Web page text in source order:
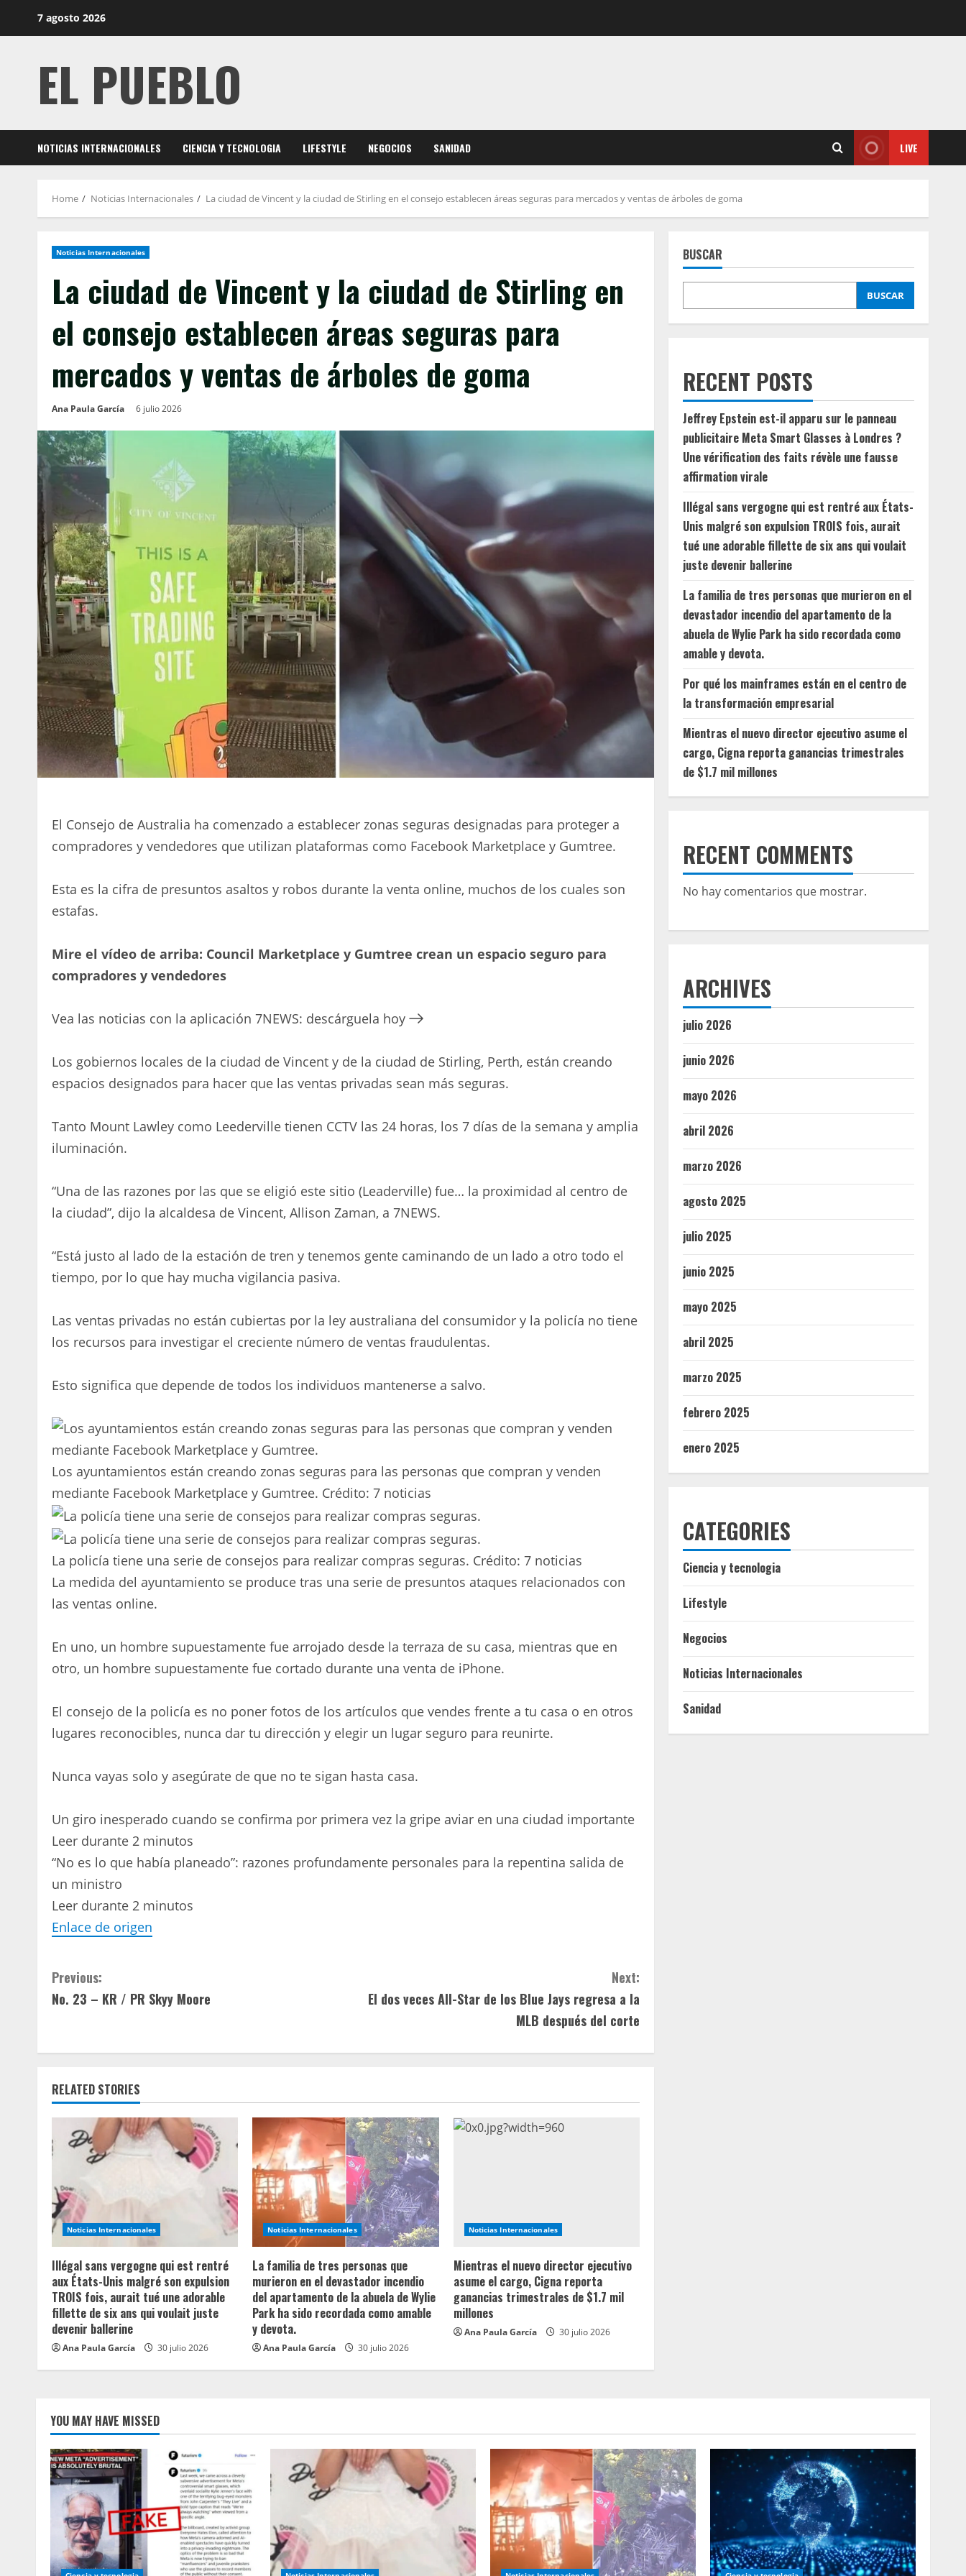
7 agosto 2026
EL PUEBLO
NOTICIAS INTERNACIONALES CIENCIA Y TECNOLOGIA LIFESTYLE NEGOCIOS SANIDAD LIVE
Home Noticias Internacionales La ciudad de Vincent y la ciudad de Stirling en el consejo establecen áreas seguras para mercados y ventas de árboles de goma
Noticias Internacionales
La ciudad de Vincent y la ciudad de Stirling en
el consejo establecen áreas seguras para
mercados y ventas de árboles de goma
Ana Paula García 6 julio 2026
El Consejo de Australia ha comenzado a establecer zonas seguras designadas para proteger a
compradores y vendedores que utilizan plataformas como Facebook Marketplace y Gumtree.
Esta es la cifra de presuntos asaltos y robos durante la venta online, muchos de los cuales son
estafas.
Mire el vídeo de arriba: Council Marketplace y Gumtree crean un espacio seguro para
compradores y vendedores
Vea las noticias con la aplicación 7NEWS: descárguela hoy
Los gobiernos locales de la ciudad de Vincent y de la ciudad de Stirling, Perth, están creando
espacios designados para hacer que las ventas privadas sean más seguras.
Tanto Mount Lawley como Leederville tienen CCTV las 24 horas, los 7 días de la semana y amplia
iluminación.
“Una de las razones por las que se eligió este sitio (Leaderville) fue… la proximidad al centro de
la ciudad”, dijo la alcaldesa de Vincent, Allison Zaman, a 7NEWS.
“Está justo al lado de la estación de tren y tenemos gente caminando de un lado a otro todo el
tiempo, por lo que hay mucha vigilancia pasiva.
Las ventas privadas no están cubiertas por la ley australiana del consumidor y la policía no tiene
los recursos para investigar el creciente número de ventas fraudulentas.
Esto significa que depende de todos los individuos mantenerse a salvo.
Los ayuntamientos están creando zonas seguras para las personas que compran y venden
mediante Facebook Marketplace y Gumtree. Crédito: 7 noticias
La policía tiene una serie de consejos para realizar compras seguras. Crédito: 7 noticias
La medida del ayuntamiento se produce tras una serie de presuntos ataques relacionados con
las ventas online.
En uno, un hombre supuestamente fue arrojado desde la terraza de su casa, mientras que en
otro, un hombre supuestamente fue cortado durante una venta de iPhone.
El consejo de la policía es no poner fotos de los artículos que vendes frente a tu casa o en otros
lugares reconocibles, nunca dar tu dirección y elegir un lugar seguro para reunirte.
Nunca vayas solo y asegúrate de que no te sigan hasta casa.
Un giro inesperado cuando se confirma por primera vez la gripe aviar en una ciudad importante
Leer durante 2 minutos
“No es lo que había planeado”: razones profundamente personales para la repentina salida de
un ministro
Leer durante 2 minutos
Enlace de origen
C
o
i
n
u
e
R
e
a
d
i
n
Previous:
No. 23 – KR / PR Skyy Moore
Next:
El dos veces All-Star de los Blue Jays regresa a la
MLB después del corte
RELATED STORIES
Noticias Internacionales
Illégal sans vergogne qui est rentré
aux États-Unis malgré son expulsion
TROIS fois, aurait tué une adorable
fillette de six ans qui voulait juste
devenir ballerine
Ana Paula García 30 julio 2026
Noticias Internacionales
La familia de tres personas que
murieron en el devastador incendio
del apartamento de la abuela de Wylie
Park ha sido recordada como amable
y devota.
Ana Paula García 30 julio 2026
Noticias Internacionales
Mientras el nuevo director ejecutivo
asume el cargo, Cigna reporta
ganancias trimestrales de $1.7 mil
millones
Ana Paula García 30 julio 2026
BUSCAR
BUSCAR
RECENT POSTS
Jeffrey Epstein est-il apparu sur le panneau
publicitaire Meta Smart Glasses à Londres ?
Une vérification des faits révèle une fausse
affirmation virale
Illégal sans vergogne qui est rentré aux États-
Unis malgré son expulsion TROIS fois, aurait
tué une adorable fillette de six ans qui voulait
juste devenir ballerine
La familia de tres personas que murieron en el
devastador incendio del apartamento de la
abuela de Wylie Park ha sido recordada como
amable y devota.
Por qué los mainframes están en el centro de
la transformación empresarial
Mientras el nuevo director ejecutivo asume el
cargo, Cigna reporta ganancias trimestrales
de $1.7 mil millones
RECENT COMMENTS
No hay comentarios que mostrar.
ARCHIVES
julio 2026
junio 2026
mayo 2026
abril 2026
marzo 2026
agosto 2025
julio 2025
junio 2025
mayo 2025
abril 2025
marzo 2025
febrero 2025
enero 2025
CATEGORIES
Ciencia y tecnologia
Lifestyle
Negocios
Noticias Internacionales
Sanidad
YOU MAY HAVE MISSED